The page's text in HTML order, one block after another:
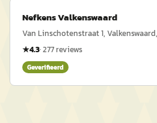
Nefkens Valkenswaard
Van Linschotenstraat 1,
★4.3·277reviews
Geverifieerd